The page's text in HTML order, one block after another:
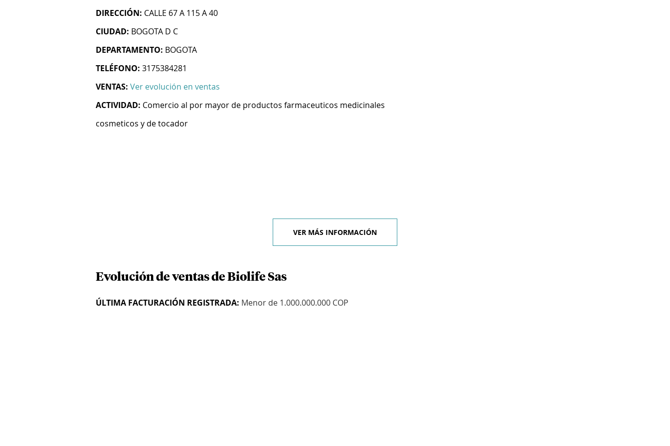
DIRECCIÓN: CALLE 67 A 115 A 40
CIUDAD: BOGOTA D C
DEPARTAMENTO: BOGOTA
TELÉFONO: 3175384281
VENTAS: Ver evolución en ventas
ACTIVIDAD: Comercio al por mayor de productos farmaceuticos medicinales
cosmeticos y de tocador
VER MÁS INFORMACIÓN
Evolución de ventas de Biolife Sas
ÚLTIMA FACTURACIÓN REGISTRADA: Menor de 1.000.000.000 COP